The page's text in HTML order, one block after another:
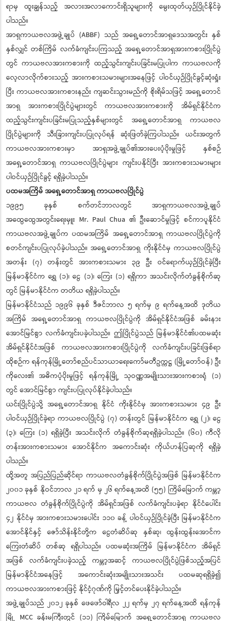
ရာမှ ထူးချွန်သည့် အလားအလာကောင်းရှိသူများကို မွေးထုတ်ယှဉ်ပြိုင်နိုင်ခဲ့
ပါသည်။
အာရှကာယဗလအဖွဲ့ချုပ် (ABBF) သည် အရှေ့တောင်အာရှဒေသအတွင်း နှစ်
နှစ်လျှင် တစ်ကြိမ် လက်ခံကျင်းပကြသည့် အရှေ့တောင်အာရှအားကစားပြိုင်ပွဲ
တွင် ကာယဗလအားကစားကို ထည့်သွင်းကျင်းပခြင်းမပြုပါက ကာယဗလကို
လေ့လာလိုက်စားသည့် အားကစားသမားများအနေဖြင့် ပါဝင်ယှဉ်ပြိုင်ခွင့်ဆုံးရှုံး
ပြီး ကာယဗလအားကစားနည်း ကျဆင်းသွားမည်ကို စိုးရိမ်သဖြင့် အရှေ့တောင်
အာရှ အားကစားပြိုင်ပွဲများတွင် ကာယဗလအားကစားကို အိမ်ရှင်နိုင်ငံက
ထည့်သွင်းကျင်းပခြင်းမပြုသည့်နှစ်များတွင် အရှေ့တောင်အာရှ ကာယဗလ
ပြိုင်ပွဲများကို သီးခြားကျင်းပပြုလုပ်ရန် ဆုံးဖြတ်ခဲ့ကြပါသည်။ ယင်းအတွက်
ကာယဗလအားကစားမှာ အာရှအဖွဲ့ချုပ်၏အားပေးပံ့ပိုးမှုဖြင့် နှစ်စဉ်
အရှေ့တောင်အာရှ ကာယဗလပြိုင်ပွဲများ ကျင်းပနိုင်ပြီး အားကစားသမားများ
ပါဝင်ယှဉ်ပြိုင်ခွင့် ရရှိခဲ့ပါသည်။
ပထမအကြိမ် အရှေ့တောင်အာရှ ကာယဗလပြိုင်ပွဲ
၁၉၉၅ ခုနှစ် စက်တင်ဘာလတွင် အာရှကာယဗလအဖွဲ့ချုပ်
အထွေထွေအတွင်းရေးမှူး Mr. Paul Chua ၏ ဦးဆောင်မှုဖြင့် စင်ကာပူနိုင်ငံ
ကာယဗလအဖွဲ့ချုပ်က ပထမအကြိမ် အရှေ့တောင်အာရှ ကာယဗလပြိုင်ပွဲကို
စတင်ကျင်းပပြုလုပ်ခဲ့ပါသည်။ အရှေ့တောင်အာရှ ကိုးနိုင်ငံမှ ကာယဗလပြိုင်ပွဲ
အတန်း (၇) တန်းတွင် အားကစားသမား ၃၉ ဦး ဝင်ရောက်ယှဉ်ပြိုင်ခဲ့ပြီး
မြန်မာနိုင်ငံက ရွှေ (၁)၊ ငွေ (၁)၊ ကြေး (၁) ရရှိကာ အသင်းလိုက်တံခွန်စိုက်ဆု
တွင် မြန်မာနိုင်ငံက တတိယ ရရှိခဲ့ပါသည်။
မြန်မာနိုင်ငံသည် ၁၉၉၆ ခုနှစ် ဒီဇင်ဘာလ ၅ ရက်မှ ၉ ရက်နေ့အထိ ဒုတိယ
အကြိမ် အရှေ့တောင်အာရှ ကာယဗလပြိုင်ပွဲကို အိမ်ရှင်နိုင်ငံအဖြစ် ခမ်းနား
အောင်မြင်စွာ လက်ခံကျင်းပခဲ့ပါသည်။ ဤပြိုင်ပွဲသည် မြန်မာနိုင်ငံ၏ပထမဆုံး
အိမ်ရှင်နိုင်ငံအဖြစ် ကာယဗလအားကစားပြိုင်ပွဲကို လက်ခံကျင်းပခြင်းဖြစ်ရာ
ထိုစဉ်က ရန်ကုန်မြို့တော်စည်ပင်သာယာရေးကော်မတီဥက္ကဋ္ဌ (မြို့တော်ဝန်) ဦး
ကိုလေး၏ အဓိကပံ့ပိုးမှုဖြင့် ရန်ကုန်မြို့ သုဝဏ္ဏအမျိုးသားအားကစားရုံ (၁)
တွင် အောင်မြင်စွာ ကျင်းပပြုလုပ်နိုင်ခဲ့ပါသည်။
ယင်းပြိုင်ပွဲသို့ အရှေ့တောင်အာရှ နိုင်ငံ ကိုးနိုင်ငံမှ အားကစားသမား ၄၉ ဦး
ပါဝင်ယှဉ်ပြိုင်ခဲ့ရာ ကာယဗလပြိုင်ပွဲ (၇) တန်းတွင် မြန်မာနိုင်ငံက ရွှေ (၂)၊ ငွေ
(၃)၊ ကြေး (၁) ရရှိခဲ့ပြီး အသင်းလိုက် တံခွန်စိုက်ဆုရရှိခဲ့ပါသည်။ (၆၀) ကီလို
တန်းအားကစားသမား အောင်နိုင်က အကောင်းဆုံး ကိုယ်ဟန်ပြဆုကို ရရှိခဲ့
ပါသည်။
ထို့အတူ အပြည်ပြည်ဆိုင်ရာ ကာယဗလတံခွန်စိုက်ပြိုင်ပွဲအဖြစ် မြန်မာနိုင်ငံက
၂၀၀၁ ခုနှစ် နိုဝင်ဘာလ ၂၁ ရက် မှ ၂၆ ရက်နေ့အထိ (၅၅) ကြိမ်မြောက် ကမ္ဘာ့
ကာယဗလ တံခွန်စိုက်ပြိုင်ပွဲကို အိမ်ရှင်အဖြစ် လက်ခံကျင်းပခဲ့ရာ နိုင်ငံပေါင်း
၄၂ နိုင်ငံမှ အားကစားသမားပေါင်း ၁၁၀ ခန့် ပါဝင်ယှဉ်ပြိုင်ခဲ့ပြီး မြန်မာနိုင်ငံက
အောင်နိုင်နှင့် ဇော်သိန်းနိုင်တို့က ငွေတံဆိပ်ဆု နှစ်ဆု၊ ထွန်းထွန်းအောင်က
ကြေးတံဆိပ် တစ်ဆု ရရှိပါသည်။ ပထမဆုံးအကြိမ် မြန်မာနိုင်ငံက အိမ်ရှင်
အဖြစ် လက်ခံကျင်းပခဲ့သည့် ကမ္ဘာ့အဆင့် ကာယဗလပြိုင်ပွဲဖြစ်သည့်အပြင်
မြန်မာနိုင်ငံအနေဖြင့် အကောင်းဆုံးအမျိုးသားအသင်း ပထမဆုရရှိခဲ့၍
ကာယဗလအားကစားဖြင့် နိုင်ငံ့ဂုဏ်ကို မြှင့်တင်ပေးနိုင်ခဲ့ပါသည်။
အဖွဲ့ချုပ်သည် ၂၀၁၂ ခုနှစ် ဖေဖော်ဝါရီလ ၂၂ ရက်မှ ၂၇ ရက်နေ့အထိ ရန်ကုန်
မြို့ MCC ခန်းမကြီးတွင် (၁၁) ကြိမ်မြောက် အရှေ့တောင်အာရှ ကာယဗလ